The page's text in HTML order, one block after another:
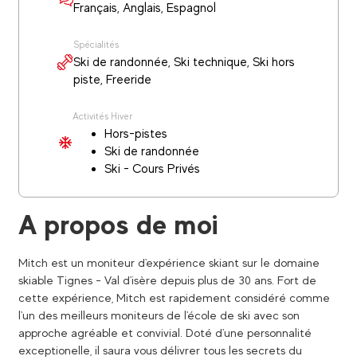
Français, Anglais, Espagnol
Spécialités
Ski de randonnée, Ski technique, Ski hors
piste, Freeride
Activités Hiver
Hors-pistes
Ski de randonnée
Ski - Cours Privés
A propos de moi
Mitch est un moniteur d'expérience skiant sur le domaine
skiable Tignes - Val d'isère depuis plus de 30 ans. Fort de
cette expérience, Mitch est rapidement considéré comme
l'un des meilleurs moniteurs de l'école de ski avec son
approche agréable et convivial. Doté d'une personnalité
exceptionelle, il saura vous délivrer tous les secrets du